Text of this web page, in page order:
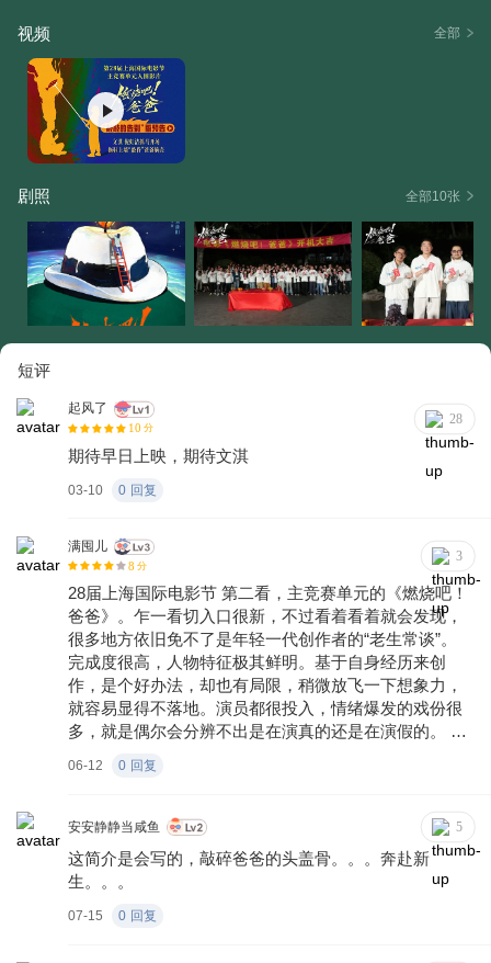
视频 全部
剧照 全部10张
短评
起风了
10 分
28
期待早日上映，期待文淇
03-10 0 回复
满囤儿
8 分
3
28届上海国际电影节 第二看，主竞赛单元的《燃烧吧！
爸爸》。乍一看切入口很新，不过看着看着就会发现，
很多地方依旧免不了是年轻一代创作者的“老生常谈”。
完成度很高，人物特征极其鲜明。基于自身经历来创
作，是个好办法，却也有局限，稍微放飞一下想象力，
就容易显得不落地。演员都很投入，情绪爆发的戏份很
多，就是偶尔会分辨不出是在演真的还是在演假的。 喜
的铺排，值得点赞。结尾催泪效果也不错，影厅里不乏
06-12 0 回复
安安静静当咸鱼 5
这简介是会写的，敲碎爸爸的头盖骨。。。奔赴新
生。。。
07-15 0 回复